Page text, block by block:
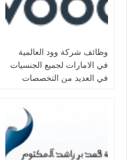
وظائف شركة وود العالمية
في الامارات لجميع الجنسيات
في العديد من التخصصات